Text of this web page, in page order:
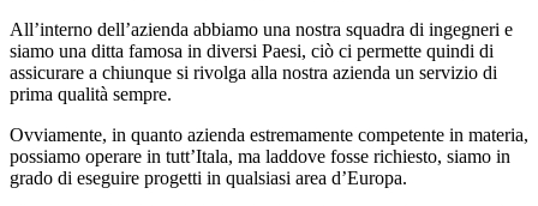
All’interno dell’azienda abbiamo una nostra squadra di ingegneri e
siamo una ditta famosa in diversi Paesi, ciò ci permette quindi di
assicurare a chiunque si rivolga alla nostra azienda un servizio di
prima qualità sempre.
Ovviamente, in quanto azienda estremamente competente in materia,
possiamo operare in tutt’Itala, ma laddove fosse richiesto, siamo in
grado di eseguire progetti in qualsiasi area d’Europa.